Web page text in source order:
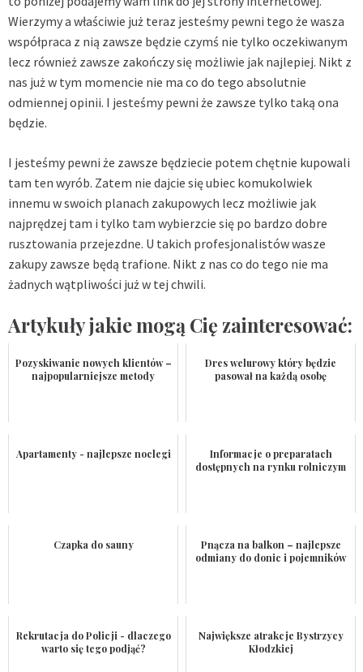
Wierzymy a właściwie już teraz jesteśmy pewni tego że wasza
współpraca z nią zawsze będzie czymś nie tylko oczekiwanym
lecz również zawsze zakończy się możliwie jak najlepiej. Nikt z
nas już w tym momencie nie ma co do tego absolutnie
odmiennej opinii. I jesteśmy pewni że zawsze tylko taką ona
będzie.
I jesteśmy pewni że zawsze będziecie potem chętnie kupowali
tam ten wyrób. Zatem nie dajcie się ubiec komukolwiek
innemu w swoich planach zakupowych lecz możliwie jak
najprędzej tam i tylko tam wybierzcie się po bardzo dobre
rusztowania przejezdne. U takich profesjonalistów wasze
zakupy zawsze będą trafione. Nikt z nas co do tego nie ma
żadnych wątpliwości już w tej chwili.
Artykuły jakie mogą Cię zainteresować:
Pozyskiwanie nowych klientów –
najpopularniejsze metody
Dres welurowy który będzie
pasował na każdą osobę
Apartamenty - najlepsze noclegi
Informacje o preparatach
dostępnych na rynku rolniczym
Czapka do sauny
Pnącza na balkon – najlepsze
odmiany do donic i pojemników
Rekrutacja do Policji - dlaczego
warto się tego podjąć?
Największe atrakcje Bystrzycy
Kłodzkiej